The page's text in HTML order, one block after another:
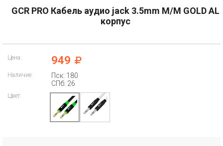
GCR PRO Кабель аудио jack 3.5mm M/M GOLD AL
корпус
Цена: 949
Наличие:
Пск: 180
СПб: 26
Цвет: